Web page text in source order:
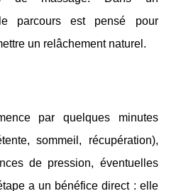
parcours est pensé pour
un relâchement naturel.
par quelques minutes
sommeil, récupération),
de pression, éventuelles
a un bénéfice direct : elle